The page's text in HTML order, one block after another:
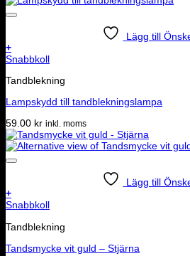
Lägg till
+
Snabbkoll
Tandblekning
Lampskydd till tandblekningslampa
59.00 kr inkl. moms
Lägg till
+
Snabbkoll
Tandblekning
Tandsmycke vit guld – Stjärna